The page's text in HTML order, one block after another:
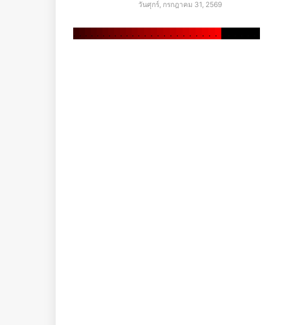
วันศุกร์, กรกฎาคม 31, 2569
. . . . . . . . . . . . . . . . . . . . . . . .